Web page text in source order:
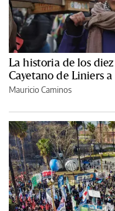
La historia de los
Cayetano de Liniers
Mauricio Caminos